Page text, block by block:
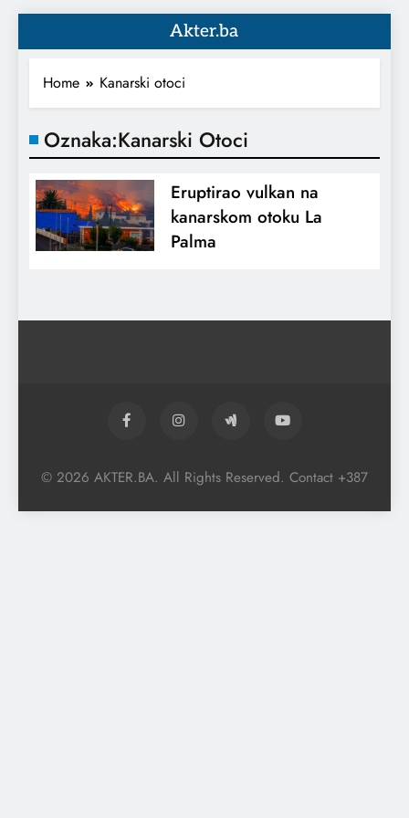
Akter.ba
Home Kanarski otoci
Oznaka:Kanarski Otoci
Eruptirao vulkan na
kanarskom otoku La
Palma
© 2026 AKTER.BA. All Rights Reserved. Contact +387